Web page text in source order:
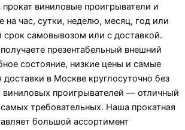
виниловые проигрыватели и
на час, сутки, неделю, месяц, год или
срок самовывозом или с доставкой.
презентабельный внешний
состояние, низкие цены и самые
в Москве круглосуточно без
проигрывателей — отличный
требовательных. Наша прокатная
большой ассортимент